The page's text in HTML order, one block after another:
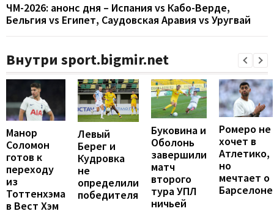
ЧМ-2026: анонс дня – Испания vs Кабо-Верде,
Бельгия vs Египет, Саудовская Аравия vs Уругвай
Внутри sport.bigmir.net
Манор
Соломон
готов к
переходу
из
Тоттенхэма
в Вест Хэм
Левый
Берег и
Кудровка
не
определили
победителя
Буковина и
Оболонь
завершили
матч
второго
тура УПЛ
ничьей
Ромеро не
хочет в
Атлетико,
но
мечтает о
Барселоне